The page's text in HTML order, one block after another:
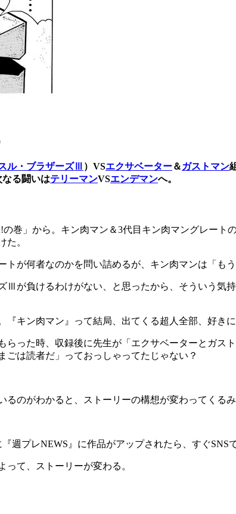
ル・ブラザーズⅢ ）VSエクサベーター＆ ガストマン
なる闘いはテリーマンVSエンデマンへ。
の巻」から。キン肉マン＆3代目キン肉マングレー
た。
が何者なのかを問い詰めるが、キン肉マンは「も
が負けるわけがない、と思ったから、そういう気
キン肉マン』って結局、出てくる超人全部、好きに
った時、収録後に先生が「エクサベーターとガス
ごは読者だ」っておっしゃってたじゃない？
のがわかると、ストーリーの構想が変わってくるみ
『週プレNEWS 』に作品がアップされたら、すぐSNS
て、ストーリーが変わる。